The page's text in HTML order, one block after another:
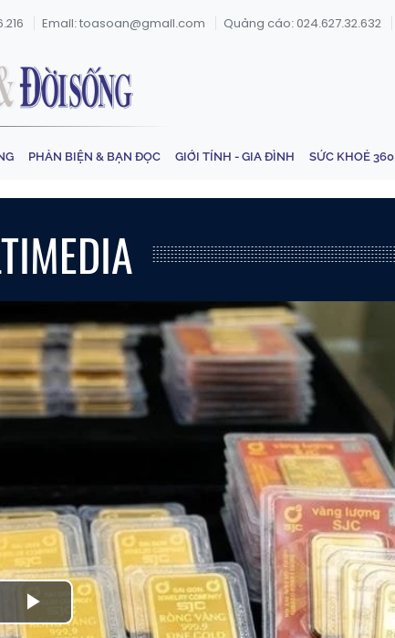
Email: toasoan@gmail.com Quảng cáo: 024.627.32.632
PHẢN BIỆN & BẠN ĐỌC GIỚI TÍNH - GIA ĐÌNH SỨC KHOẺ 360
Play